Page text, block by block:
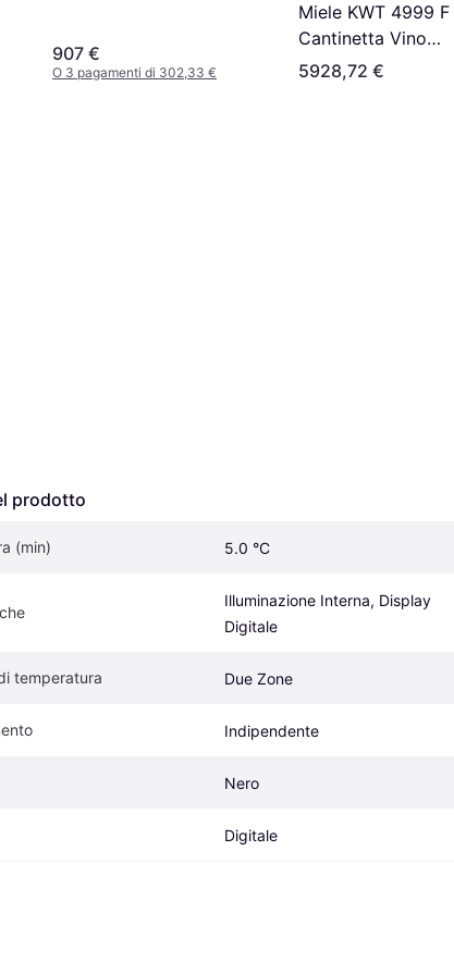
907 €
O 3 pagamenti di 302,33 €
Miele KWT 4999 F
Cantinetta Vino
Sommelier Set Nero
5928,72 €
prodotto
(min) 5.0 °C
Illuminazione Interna, Display
Digitale
temperatura Due Zone
Indipendente
Nero
Digitale